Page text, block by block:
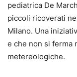
pediatrica De
piccoli ricoverati
Milano. Una
e che non si ferma
metereologiche.